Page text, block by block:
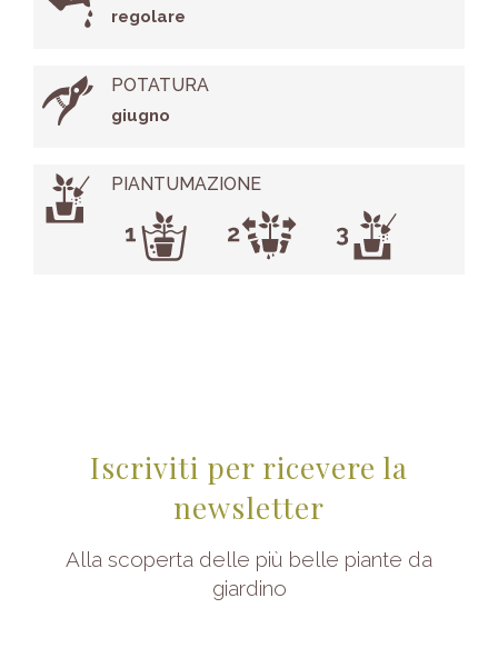
regolare
POTATURA
giugno
PIANTUMAZIONE
Iscriviti per ricevere la
newsletter
Alla scoperta delle più belle piante da
giardino